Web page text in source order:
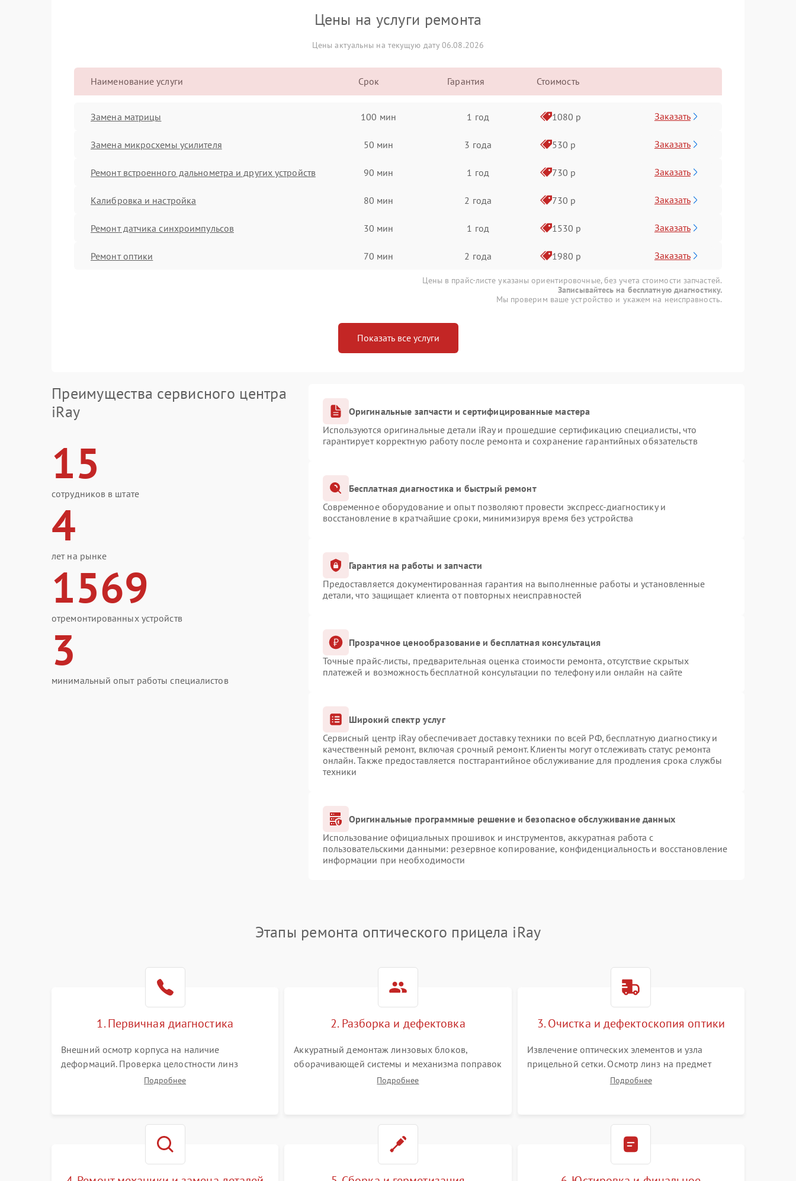
Цены на услуги ремонта
Цены актуальны на текущую дату 06.08.2026
Наименование услуги Срок Гарантия Стоимость
Замена матрицы 100 мин 1 год 1080 р Заказать
Замена микросхемы усилителя 50 мин 3 года 530 р Заказать
Ремонт встроенного дальнометра и других устройств 90 мин 1 год 730 р Заказать
Калибровка и настройка 80 мин 2 года 730 р Заказать
Ремонт датчика синхроимпульсов 30 мин 1 год 1530 р Заказать
Ремонт оптики 70 мин 2 года 1980 р Заказать
Цены в прайс-листе указаны ориентировочные, без учета стоимости запчастей.
Записывайтесь на бесплатную диагностику.
Мы проверим ваше устройство и укажем на неисправность.
Показать все услуги
Преимущества сервисного центра
iRay
15
сотрудников в штате
4
лет на рынке
1569
отремонтированных устройств
3
минимальный опыт работы специалистов
Оригинальные запчасти и сертифицированные мастера
Используются оригинальные детали iRay и прошедшие сертификацию специалисты, что
гарантирует корректную работу после ремонта и сохранение гарантийных обязательств
Бесплатная диагностика и быстрый ремонт
Современное оборудование и опыт позволяют провести экспресс-диагностику и
восстановление в кратчайшие сроки, минимизируя время без устройства
Гарантия на работы и запчасти
Предоставляется документированная гарантия на выполненные работы и установленные
детали, что защищает клиента от повторных неисправностей
Прозрачное ценообразование и бесплатная консультация
Точные прайс-листы, предварительная оценка стоимости ремонта, отсутствие скрытых
платежей и возможность бесплатной консультации по телефону или онлайн на сайте
Широкий спектр услуг
Сервисный центр iRay обеспечивает доставку техники по всей РФ, бесплатную диагностику и
качественный ремонт, включая срочный ремонт. Клиенты могут отслеживать статус ремонта
онлайн. Также предоставляется постгарантийное обслуживание для продления срока службы
техники
Оригинальные программные решение и безопасное обслуживание данных
Использование официальных прошивок и инструментов, аккуратная работа с
пользовательскими данными: резервное копирование, конфиденциальность и восстановление
информации при необходимости
Этапы ремонта оптического прицела iRay
1. Первичная диагностика
Внешний осмотр корпуса на наличие
деформаций. Проверка целостности линз
объектива и окуляра. Тестирование работы
Подробнее
2. Разборка и дефектовка
Аккуратный демонтаж линзовых блоков,
оборачивающей системы и механизма поправок
спецключами. Осмотр внутренних резьбовых
Подробнее
3. Очистка и дефектоскопия оптики
Извлечение оптических элементов и узла
прицельной сетки. Осмотр линз на предмет
повреждения просветляющего покрытия или
Подробнее